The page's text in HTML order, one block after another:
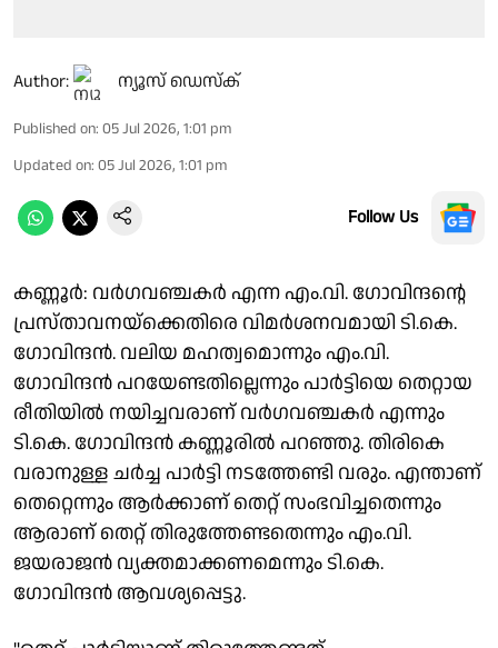
Author: ന്യൂസ് ഡെസ്ക്
Published on: 05 Jul 2026, 1:01 pm
Updated on: 05 Jul 2026, 1:01 pm
Follow Us
കണ്ണൂർ: വർ​ഗവഞ്ചകർ എന്ന എം.വി.​ ​ഗോവിന്ദൻ്റെ
പ്രസ്താവനയ്ക്കെതിരെ വിമർശനവമായി ടി.കെ. ​
ഗോവിന്ദൻ. വലിയ മഹത്വമൊന്നും എം.വി.
ഗോവിന്ദൻ പറയേണ്ടതില്ലെന്നും പാർട്ടിയെ തെറ്റായ
രീതിയിൽ നയിച്ചവരാണ് വർ​ഗവഞ്ചകർ എന്നും
ടി.കെ. ​ഗോവിന്ദൻ കണ്ണൂരിൽ പറഞ്ഞു. തിരികെ
വരാനുള്ള ചർച്ച പാർട്ടി നടത്തേണ്ടി വരും. എന്താണ്
തെറ്റെന്നും ആർക്കാണ് തെറ്റ് സംഭവിച്ചതെന്നും
ആരാണ് തെറ്റ് തിരുത്തേണ്ടതെന്നും എം.വി.
ജയരാജൻ വ്യക്തമാക്കണമെന്നും ടി.കെ. ​
ഗോവിന്ദൻ ആവശ്യപ്പെട്ടു.